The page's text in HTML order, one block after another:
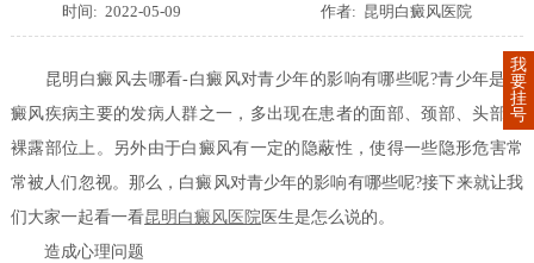
时间: 2022-05-09 作者: 昆明白癜风医院
昆明白癜风去哪看-白癜风对青少年的影响有哪些呢?青少年是白
癜风疾病主要的发病人群之一，多出现在患者的面部、颈部、头部等
裸露部位上。另外由于白癜风有一定的隐蔽性，使得一些隐形危害常
常被人们忽视。那么，白癜风对青少年的影响有哪些呢?接下来就让我
们大家一起看一看昆明白癜风医院 医生是怎么说的。
造成心理问题
我
要
挂
号